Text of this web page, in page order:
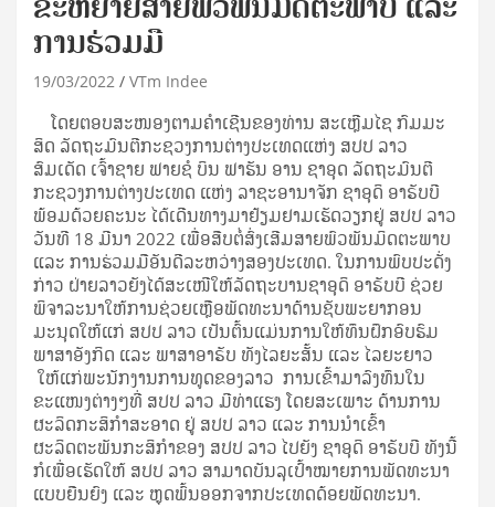
ການຮ່ວມມື
19/03/2022 VTm Indee
ໂດຍຕອບສະໜອງຕາມຄໍາເຊີນຂອງທ່ານ ສະເຫຼີມໄຊ ກົມມະ
ສິດ ລັດຖະມົນຕີກະຊວງການຕ່າງປະເທດແຫ່ງ ສປປ ລາວ
ສົມເດັດ ເຈົ້າຊາຍ ຟາຍຊໍ ບິນ ຟາຮັນ ອານ ຊາອຸດ ລັດຖະມົນຕີ
ກະຊວງການຕ່າງປະເທດ ແຫ່ງ ລາຊະອານາຈັກ ຊາອຸດິ ອາຣັບບີ
ພ້ອມດ້ວຍຄະນະ ໄດ້ເດີນທາງມາຢ້ຽມຢາມເຮັດວຽກຢູ່ ສປປ ລາວ
ວັນທີ 18 ມີນາ 2022 ເພື່ອສືບຕໍ່ສົ່ງເສີມສາຍພົວພັນມິດຕະພາບ
ແລະ ການຮ່ວມມືອັນດີລະຫວ່າງສອງປະເທດ. ໃນການພົບປະດັ່ງ
ກ່າວ ຝ່າຍລາວຍັງໄດ້ສະເໜີໃຫ້ລັດຖະບານຊາອຸດິ ອາຣັບບີ ຊ່ວຍ
ພິຈາລະນາໃຫ້ການຊ່ວຍເຫຼືອພັດທະນາດ້ານຊັບພະຍາກອນ
ມະນຸດໃຫ້ແກ່ ສປປ ລາວ ເປັນຕົ້ນແມ່ນການໃຫ້ທຶນຝຶກອົບຮົມ
ພາສາອັງກິດ ແລະ ພາສາອາຣັບ ທັງໄລຍະສັ້ນ ແລະ ໄລຍະຍາວ
ໃຫ້ແກ່ພະນັກງານການທູດຂອງລາວ ການເຂົ້າມາລົງທຶນໃນ
ຂະແໜງຕ່າງໆທີ່ ສປປ ລາວ ມີທ່າແຮງ ໂດຍສະເພາະ ດ້ານການ
ຜະລິດກະສິກໍາສະອາດ ຢູ່ ສປປ ລາວ ແລະ ການນໍາເຂົ້າ
ຜະລິດຕະພັນກະສິກໍາຂອງ ສປປ ລາວ ໄປຍັງ ຊາອຸດິ ອາຣັບບີ ທັງນີ້
ກໍເພື່ອເຮັດໃຫ້ ສປປ ລາວ ສາມາດບັນລຸເປົ້າໝາຍການພັດທະນາ
ແບບຍືນຍົງ ແລະ ຫຼຸດພົ້ນອອກຈາກປະເທດດ້ອຍພັດທະນາ.